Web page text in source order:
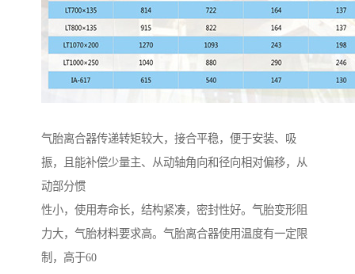
气胎离合器传递转矩较大，接合平稳，便于安装、吸
振，且能补偿少量主、从动轴角向和径向相对偏移，从
动部分惯
性小，使用寿命长，结构紧凑，密封性好。气胎变形阻
力大，气胎材料要求高。气胎离合器使用温度有一定限
制，高于60